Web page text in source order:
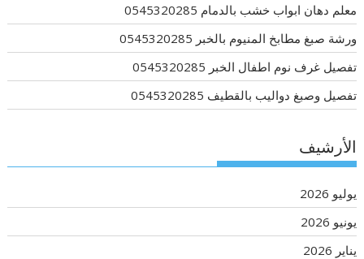
معلم دهان ابواب خشب بالدمام 0545320285
ورشة صبغ مطابخ المنيوم بالخبر 0545320285
تفصيل غرف نوم اطفال الخبر 0545320285
تفصيل وصبغ دواليب بالقطيف 0545320285
الأرشيف
يوليو 2026
يونيو 2026
يناير 2026